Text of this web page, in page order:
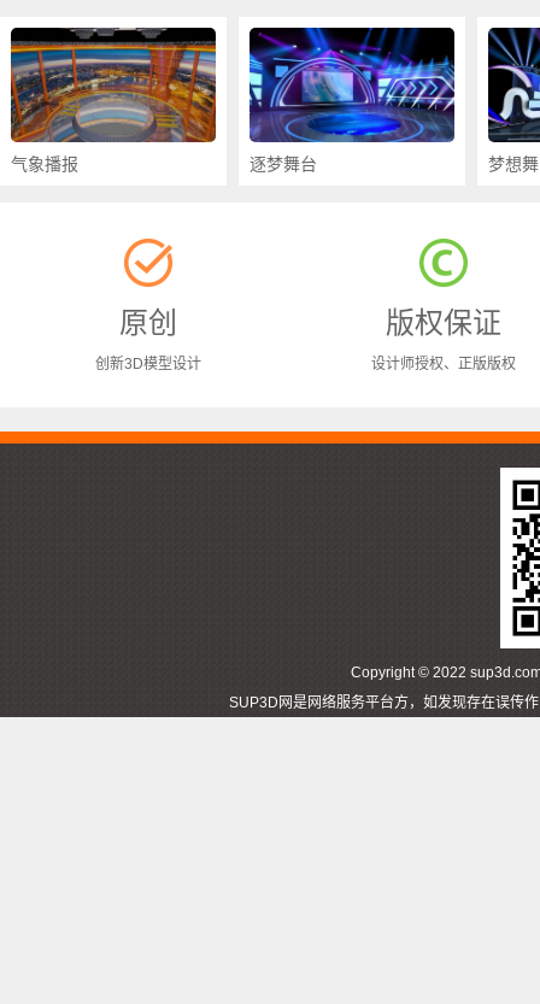
气象播报 逐梦舞台 梦想
原创
创新3D模型设计
版权保证
设计师授权、正版版权
Copyright © 2022
SUP3D网是网络服务平台方，如发现存在误传